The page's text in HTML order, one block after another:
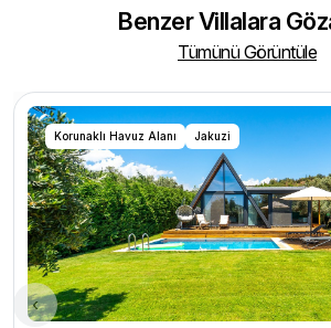
Benzer Villalara
Tümünü Görüntüle
Korunaklı Havuz Alanı Jakuzi
‹